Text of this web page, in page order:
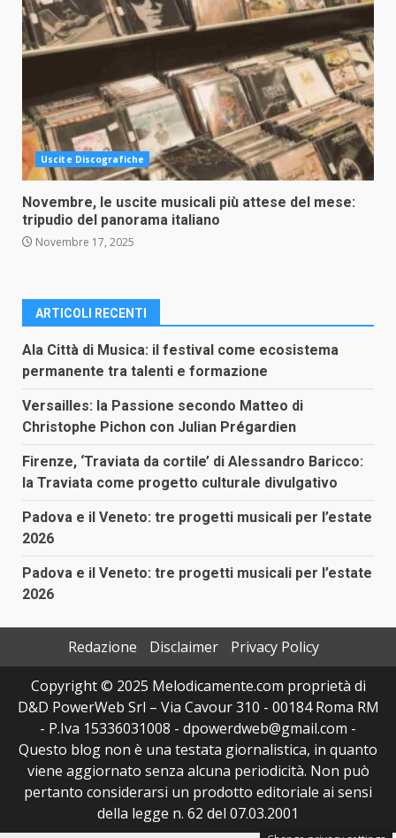
Uscite Discografiche
Novembre, le uscite musicali più attese del mese:
tripudio del panorama italiano
Novembre 17, 2025
ARTICOLI RECENTI
Ala Città di Musica: il festival come ecosistema
permanente tra talenti e formazione
Versailles: la Passione secondo Matteo di
Christophe Pichon con Julian Prégardien
Firenze, ‘Traviata da cortile’ di Alessandro Baricco:
la Traviata come progetto culturale divulgativo
Padova e il Veneto: tre progetti musicali per l’estate
2026
Padova e il Veneto: tre progetti musicali per l’estate
2026
Redazione Disclaimer
Privacy Policy
Copyright © 2025 Melodicamente.com proprietà di
D&D PowerWeb Srl – Via Cavour 310 - 00184 Roma RM
- P.Iva 15336031008 - dpowerdweb@gmail.com -
Questo blog non è una testata giornalistica, in quanto
viene aggiornato senza alcuna periodicità. Non può
pertanto considerarsi un prodotto editoriale ai sensi
della legge n. 62 del 07.03.2001